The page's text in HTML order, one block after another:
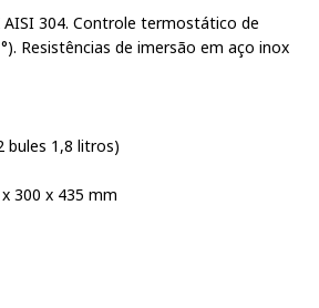
AISI 304. Controle termostático de
Resistências de imersão em aço inox
bules 1,8 litros)
300 x 435 mm